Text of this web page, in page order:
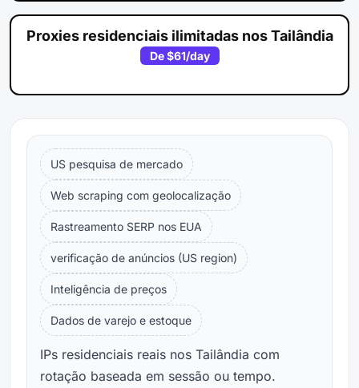
Proxies residenciais ilimitadas nos Tailândia
De$61/day
US pesquisa de mercado
Web scraping com geolocalização
Rastreamento SERP nos EUA
verificação de anúncios (US region)
Inteligência de preços
Dados de varejo e estoque
IPs residenciais reais nos Tailândia com
rotação baseada em sessão ou tempo.